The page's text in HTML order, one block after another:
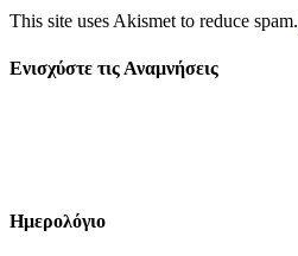
This site uses Akismet to reduce spam.
Ενισχύστε τις Αναμνήσεις
Ημερολόγιο